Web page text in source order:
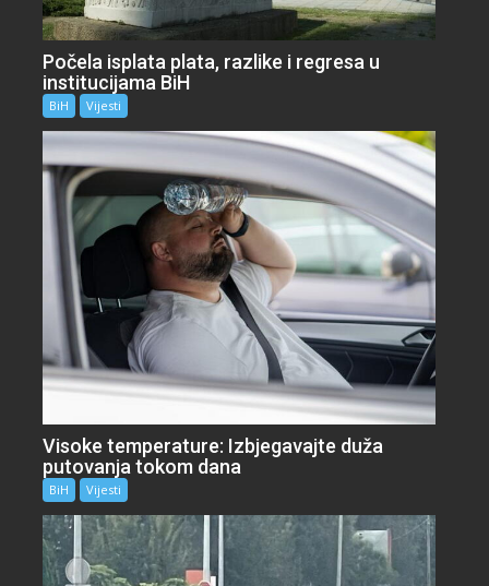
Počela isplata plata, razlike i regresa u
institucijama BiH
BiH Vijesti
Visoke temperature: Izbjegavajte duža
putovanja tokom dana
BiH Vijesti